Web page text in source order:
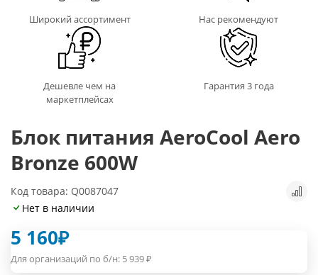
Широкий ассортимент Нас рекомендуют
Дешевле чем на
маркетплейсах
Гарантия 3 года
Блок питания AeroCool Aero
Bronze 600W
Код товара: Q0087047
Нет в наличии
5 160₽
Для организаций по б/н: 5 939₽